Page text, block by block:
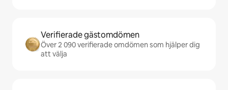
Verifierade gästomdömen
Över 2 090 verifierade omdömen som hjälper dig
att välja